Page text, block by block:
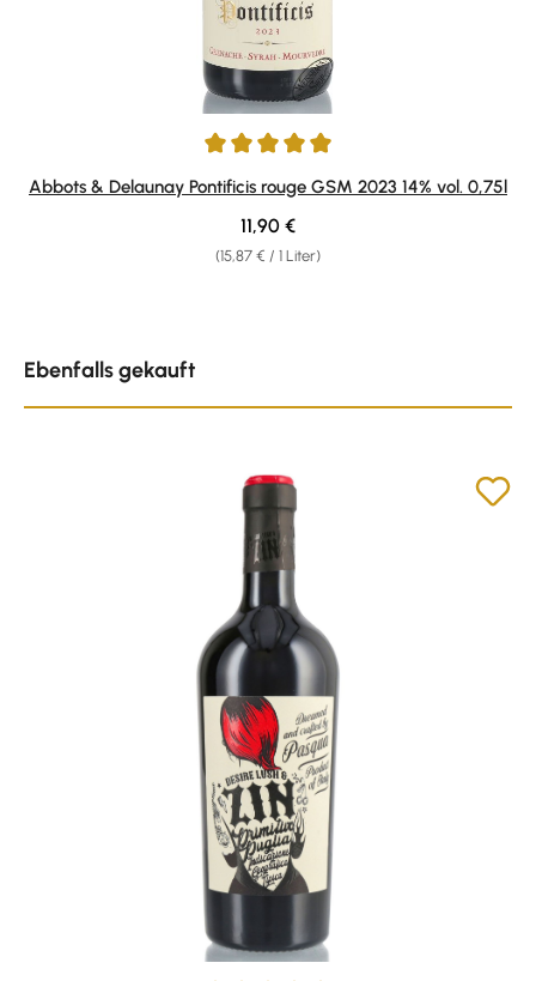
Durchschnittliche Bewertung von 5 von 5 Sternen
Abbots & Delaunay Pontificis rouge GSM 2023 14% vol. 0,75l
(15,87 € / 1 Liter)
Regulärer Preis:
11,90 €
Ebenfalls gekauft